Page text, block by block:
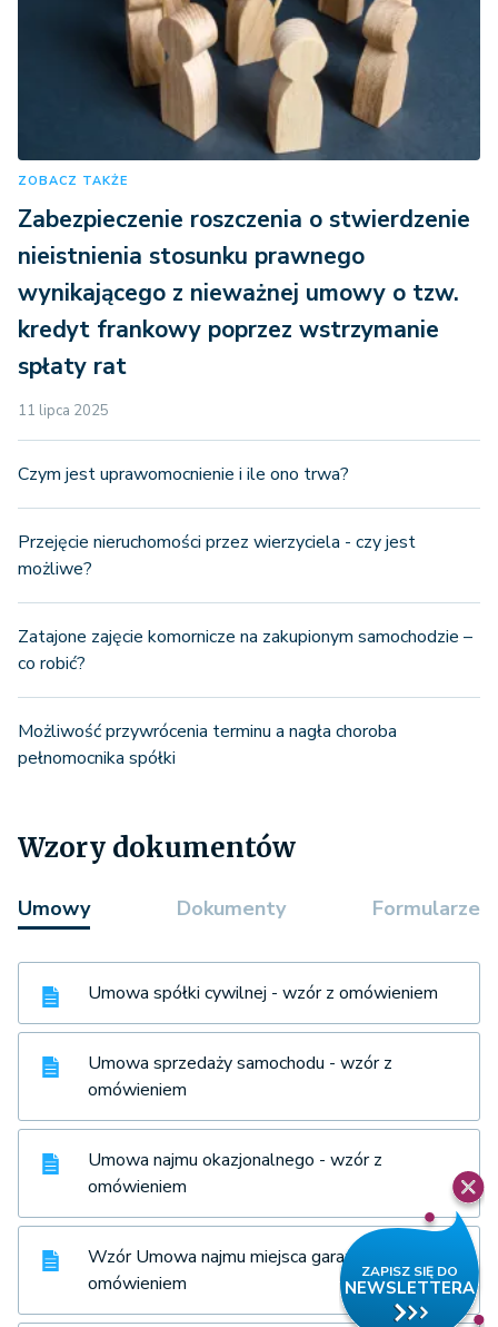
ZOBACZ TAKŻE
Zabezpieczenie roszczenia o stwierdzenie
nieistnienia stosunku prawnego
wynikającego z nieważnej umowy o tzw.
kredyt frankowy poprzez wstrzymanie
spłaty rat
11 lipca 2025
Czym jest uprawomocnienie i ile ono trwa?
Przejęcie nieruchomości przez wierzyciela - czy jest
możliwe?
Zatajone zajęcie komornicze na zakupionym samochodzie –
co robić?
Możliwość przywrócenia terminu a nagła choroba
pełnomocnika spółki
Wzory dokumentów
Umowy Dokumenty Formularze
Umowa spółki cywilnej - wzór z omówieniem
Umowa sprzedaży samochodu - wzór z
omówieniem
Umowa najmu okazjonalnego - wzór z
omówieniem
Wzór Umowa najmu miejsca garażowego z
omówieniem